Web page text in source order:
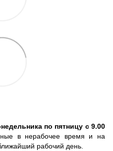
по пятницу с 9.00
в нерабочее время и на
рабочий день.